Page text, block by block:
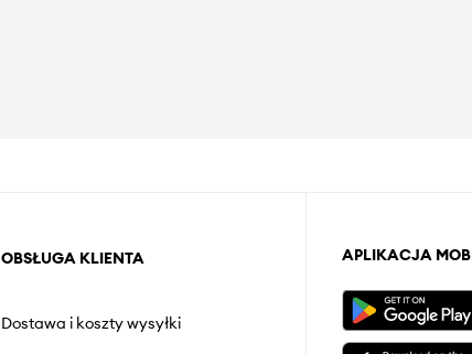
OBSŁUGA KLIENTA
Dostawa i koszty wysyłki
APLIKACJA